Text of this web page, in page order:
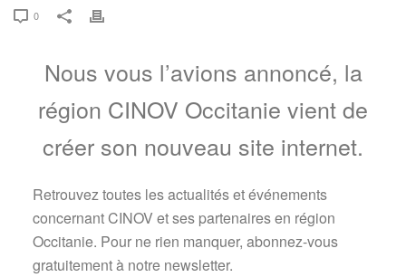
0
Nous vous l’avions annoncé, la
région CINOV Occitanie vient de
créer son nouveau site internet.
Retrouvez toutes les actualités et événements
concernant CINOV et ses partenaires en région
Occitanie. Pour ne rien manquer, abonnez-vous
gratuitement à notre newsletter.